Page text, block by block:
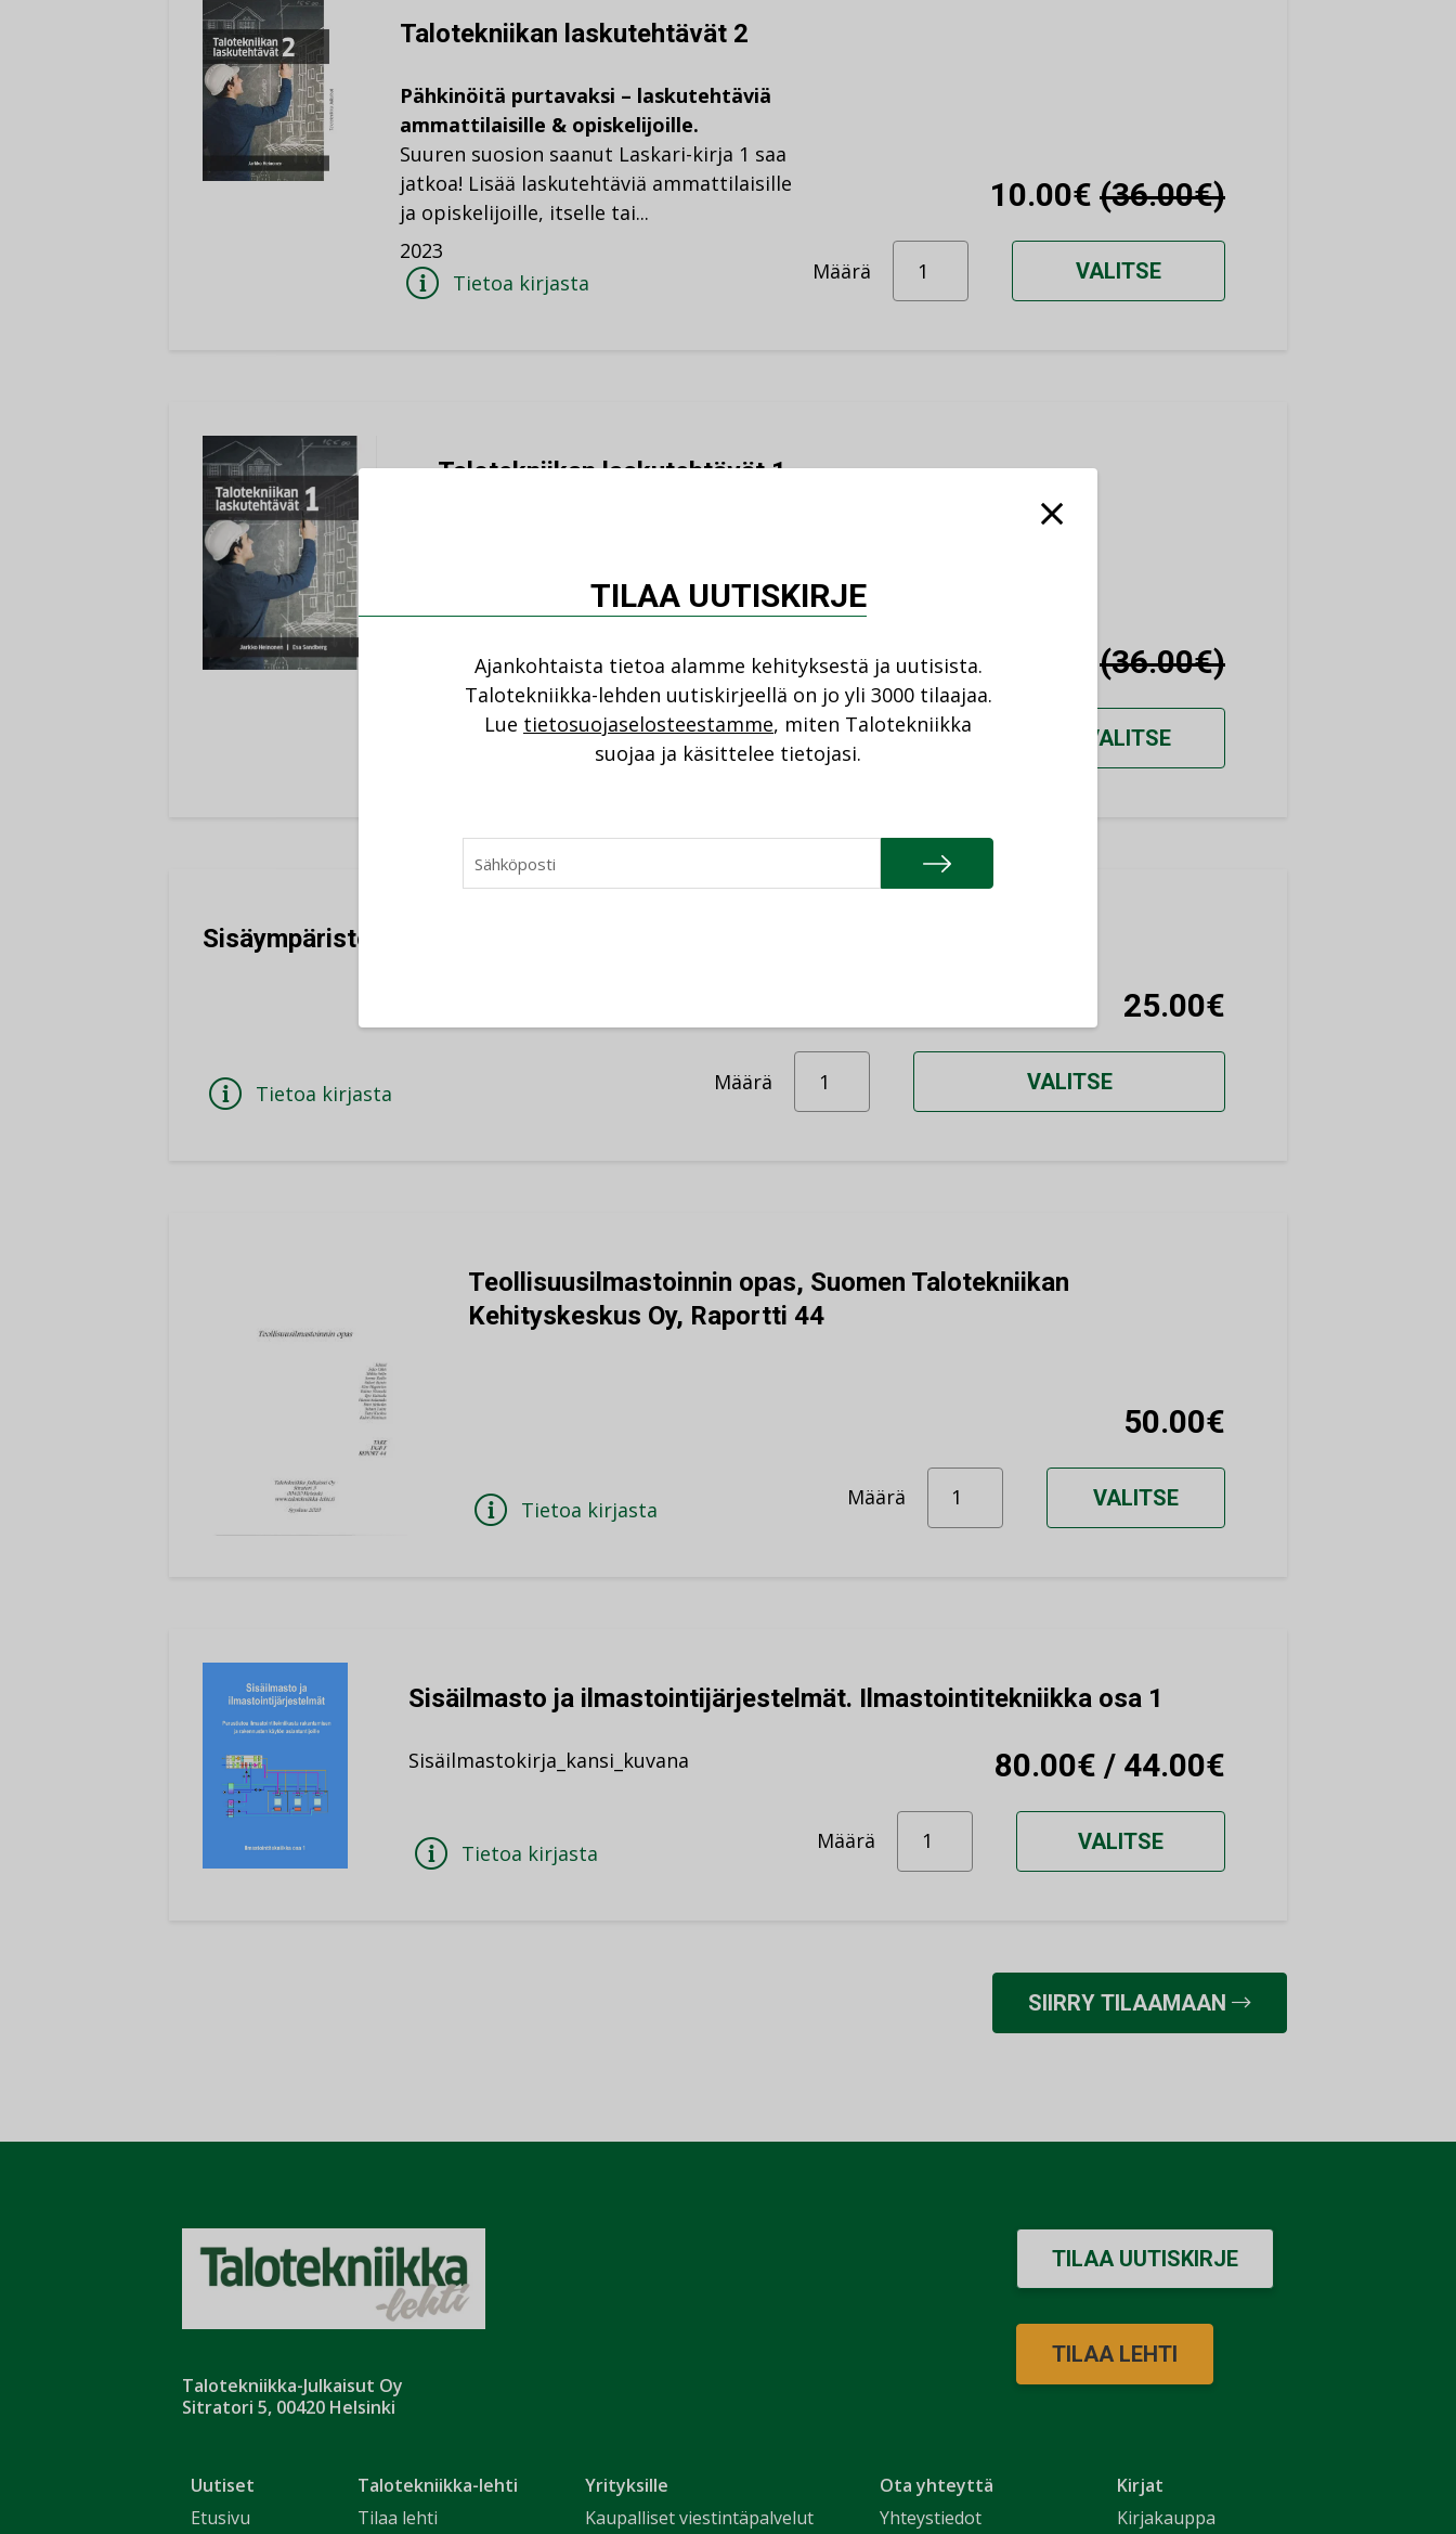
Talotekniikan laskutehtävät 2
Pähkinöitä purtavaksi – laskutehtäviä
ammattilaisille & opiskelijoille.
Suuren suosion saanut Laskari-kirja 1 saa
jatkoa! Lisää laskutehtäviä ammattilaisille
ja opiskelijoille, itselle tai...
2023
Tietoa kirjasta
10.00€ (36.00€)
Määrä VALITSE
Talotekniikan laskutehtävät 1
ammattilaisille & opiskelijoille.
Laskutehtäviä ammattilaisille ja
Kirjaan on koottu...
Tietoa kirjasta
(36.00€)
Määrä VALITSE
Sisäympäristön terveys- ja tuottavuusvaikutukset
Tietoa kirjasta
25.00€
Määrä VALITSE
Teollisuusilmastoinnin opas, Suomen Talotekniikan
Kehityskeskus Oy, Raportti 44
Tietoa kirjasta
50.00€
Määrä VALITSE
Sisäilmasto ja ilmastointijärjestelmät. Ilmastointitekniikka osa 1
Sisäilmastokirja_kansi_kuvana
Tietoa kirjasta
80.00€ / 44.00€
Määrä VALITSE
SIIRRY TILAAMAAN
Talotekniikka-Julkaisut Oy
Sitratori 5, 00420 Helsinki
Uutiset
Etusivu
Talotekniikka-lehti
Tilaa lehti
Yrityksille
Kaupalliset viestintäpalvelut
Ota yhteyttä
Yhteystiedot
Kirjat
Kirjakauppa
TILAA UUTISKIRJE
TILAA LEHTI
TILAA UUTISKIRJE
Ajankohtaista tietoa alamme kehityksestä ja uutisista.
Talotekniikka-lehden uutiskirjeellä on jo yli 3000 tilaajaa.
Lue tietosuojaselosteestamme, miten Talotekniikka
suojaa ja käsittelee tietojasi.